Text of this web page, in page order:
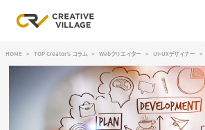
ログイン
HOME TOP Creator's コラム Webクリエイター UI・UXデザイナー